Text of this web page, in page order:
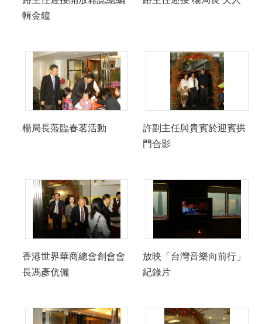
輯金鐘
楊局長蒞臨春茗活動
許副主任與貴賓於迎賓拱
門合影
香港世界華商總會創會會
長馮彥伉儷
放映「台灣音樂向前行」
紀錄片